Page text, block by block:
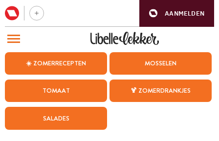
AANMELDEN
☀️ ZOMERRECEPTEN MOSSELEN
TOMAAT 🍹 ZOMERDRANKJES
SALADES
BEZOEK ONZE ANDERE WEBSITES
WEEKMENU
CHAT MET MAIA